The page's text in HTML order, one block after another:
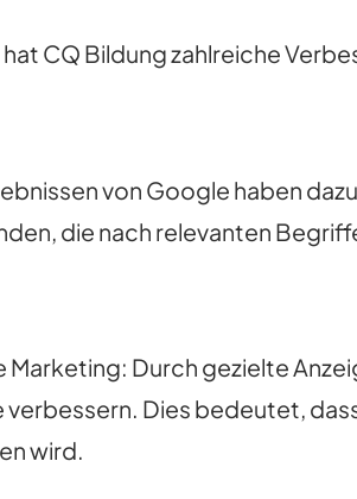
CQ Bildung zahlreiche
von Google haben
die nach relevanten
Durch gezielte
Dies bedeutet,
wird.